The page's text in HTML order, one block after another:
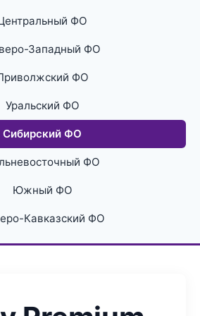
ФО
Западный ФО
ФО
Уральский ФО
Сибирский ФО
ФО
Южный ФО
Кавказский ФО